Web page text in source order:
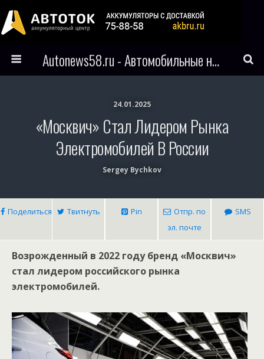
Autonews58.ru - Автомобильные новости Пензы и всего мира
24.01.2025
«Москвич» Стал Лидером Рынка
Электромобилей В России
Sergey Bychkov
Поделиться Твитнуть Pin
Отпр. по
эл. почте
SMS
Возрожденный в 2022 году бренд «Москвич»
стал лидером российского рынка
электромобилей.